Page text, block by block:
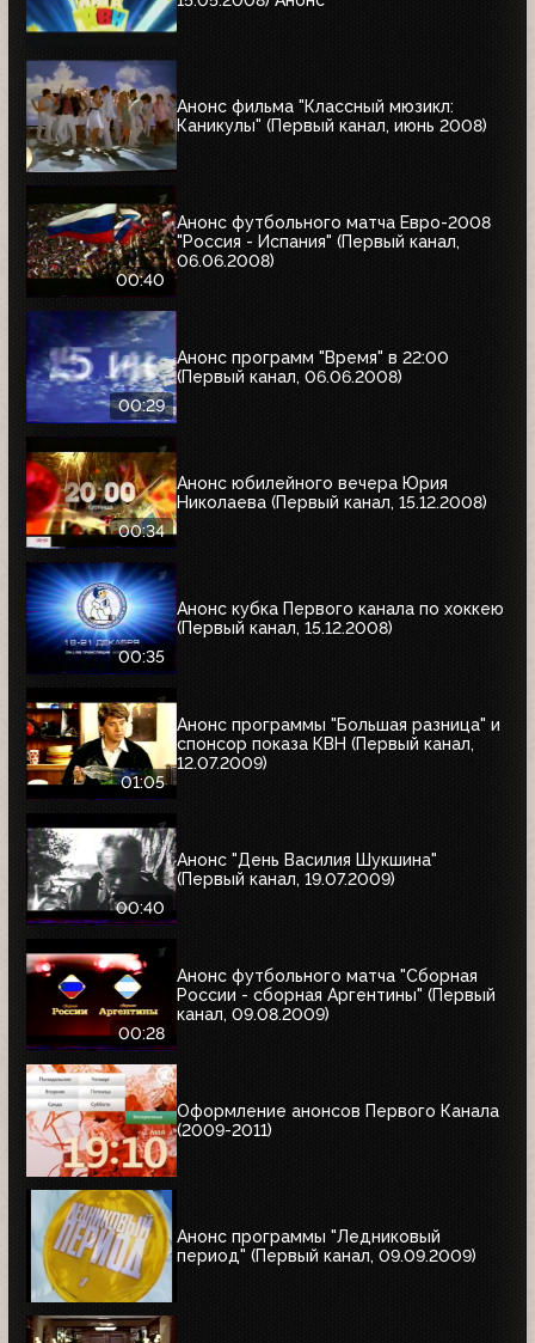
Анонс фильма "Классный мюзикл:
Каникулы" (Первый канал, июнь 2008)
00:40
Анонс футбольного матча Евро-2008
"Россия - Испания" (Первый канал,
06.06.2008)
00:29
Анонс программ "Время" в 22:00
(Первый канал, 06.06.2008)
00:34
Анонс юбилейного вечера Юрия
Николаева (Первый канал, 15.12.2008)
00:35
Анонс кубка Первого канала по хоккею
(Первый канал, 15.12.2008)
01:05
Анонс программы "Большая разница" и
спонсор показа КВН (Первый канал,
12.07.2009)
00:40
Анонс "День Василия Шукшина"
(Первый канал, 19.07.2009)
00:28
Анонс футбольного матча "Сборная
России - сборная Аргентины" (Первый
канал, 09.08.2009)
Оформление анонсов Первого Канала
(2009-2011)
Анонс программы "Ледниковый
период" (Первый канал, 09.09.2009)